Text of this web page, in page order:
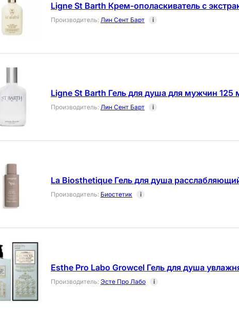
Ligne St Barth Крем-ополаскиватель с
Производитель: Лин Сент Барт i
Ligne St Barth Гель для душа для мужчин 125
Производитель: Лин Сент Барт i
La Biosthetique Гель для душа
Производитель: Биостетик i
Esthe Pro Labo Growcel Гель для душа
Производитель: Эсте Про Лабо i